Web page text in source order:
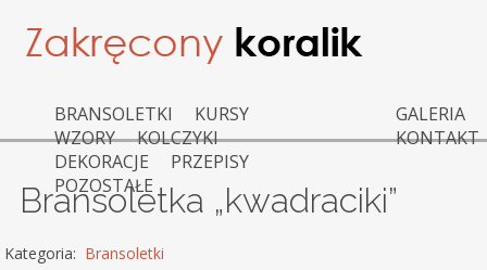
BRANSOLETKI
KURSY
WZORY
KOLCZYKI
DEKORACJE
PRZEPISY
POZOSTAŁE
GALERIA
KONTAKT
Bransoletka „kwadraciki”
Kategoria: Bransoletki